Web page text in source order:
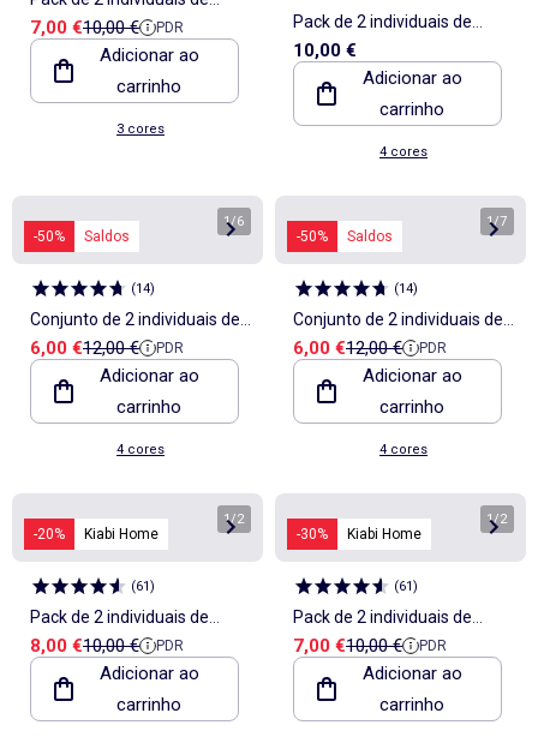
mesa 30 x 45 cm - Kiabi
Home
Preço de venda
7,00 €Preço de referência
10,00 € PDR
Adicionar ao
carrinho
3 cores
Pack de 2 individuais de
mesa 32 x 40 cm com dupla
estampagem - Kiabi Home
10,00 €
Adicionar ao
carrinho
4 cores
-50% Saldos
1/6
(14)
Conjunto de 2 individuais de
mesa estampados - Kiabi
Home
Preço de venda
6,00 €Preço de referência
12,00 € PDR
Adicionar ao
carrinho
4 cores
-50% Saldos
1/7
(14)
Conjunto de 2 individuais de
mesa com estampado - Kiabi
Home
Preço de venda
6,00 €Preço de referência
12,00 € PDR
Adicionar ao
carrinho
4 cores
-20% Kiabi Home
1/2
(61)
Pack de 2 individuais de
mesa 30 x 45 cm - Kiabi
Home
Preço de venda
8,00 €Preço de referência
10,00 € PDR
Adicionar ao
carrinho
-30% Kiabi Home
1/2
(61)
Pack de 2 individuais de
mesa 30 x 45 cm - Kiabi
Home
Preço de venda
7,00 €Preço de referência
10,00 € PDR
Adicionar ao
carrinho